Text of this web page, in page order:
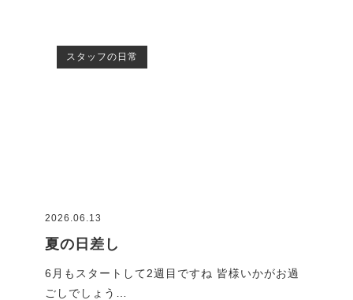
スタッフの日常
2026.06.13
夏の日差し
6月もスタートして2週目ですね 皆様いかがお過
ごしでしょう…